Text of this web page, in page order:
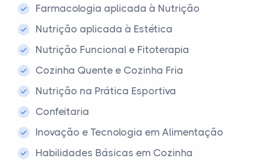
Farmacologia aplicada à Nutrição
Nutrição aplicada à Estética
Nutrição Funcional e Fitoterapia
Cozinha Quente e Cozinha Fria
Nutrição na Prática Esportiva
Confeitaria
Inovação e Tecnologia em Alimentação
Habilidades Básicas em Cozinha